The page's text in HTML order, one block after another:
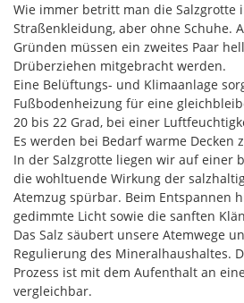
Wie immer betritt man die Salzgrotte
Straßenkleidung, aber ohne Schuhe.
Gründen müssen ein zweites Paar
Drüberziehen mitgebracht werden.
Eine Belüftungs- und Klimaanlage
Fußbodenheizung für eine
20 bis 22 Grad, bei einer
Es werden bei Bedarf warme Decken
In der Salzgrotte liegen wir auf einer
die wohltuende Wirkung der
Atemzug spürbar. Beim Entspannen
gedimmte Licht sowie die sanften
Das Salz säubert unsere Atemwege
Regulierung des Mineralhaushaltes.
Prozess ist mit dem Aufenthalt an
vergleichbar.